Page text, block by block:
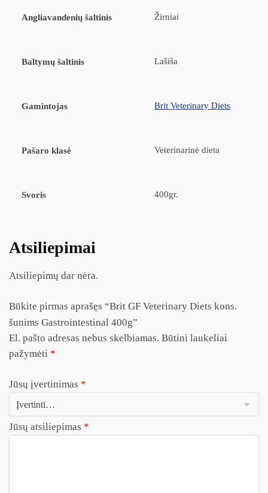
Angliavandenių šaltinis Žirniai
Baltymų šaltinis Lašiša
Gamintojas Brit Veterinary Diets
Pašaro klasė Veterinarinė dieta
Svoris 400gr.
Atsiliepimai
Atsiliepimų dar nėra.
Būkite pirmas aprašęs “Brit GF Veterinary Diets kons.
šunims Gastrointestinal 400g”
El. pašto adresas nebus skelbiamas. Būtini laukeliai
pažymėti *
Jūsų įvertinimas *
Jūsų atsiliepimas *